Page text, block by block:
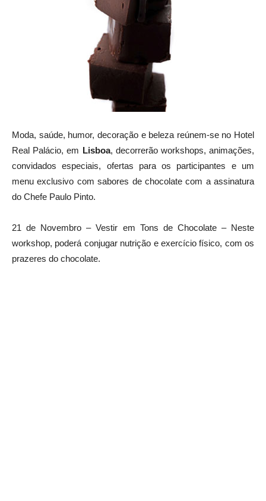
Moda, saúde, humor, decoração e beleza reúnem-se no Hotel
Real Palácio, em Lisboa, decorrerão workshops, animações,
convidados especiais, ofertas para os participantes e um
menu exclusivo com sabores de chocolate com a assinatura
do Chefe Paulo Pinto.
21 de Novembro – Vestir em Tons de Chocolate – Neste
workshop, poderá conjugar nutrição e exercício físico, com os
prazeres do chocolate.